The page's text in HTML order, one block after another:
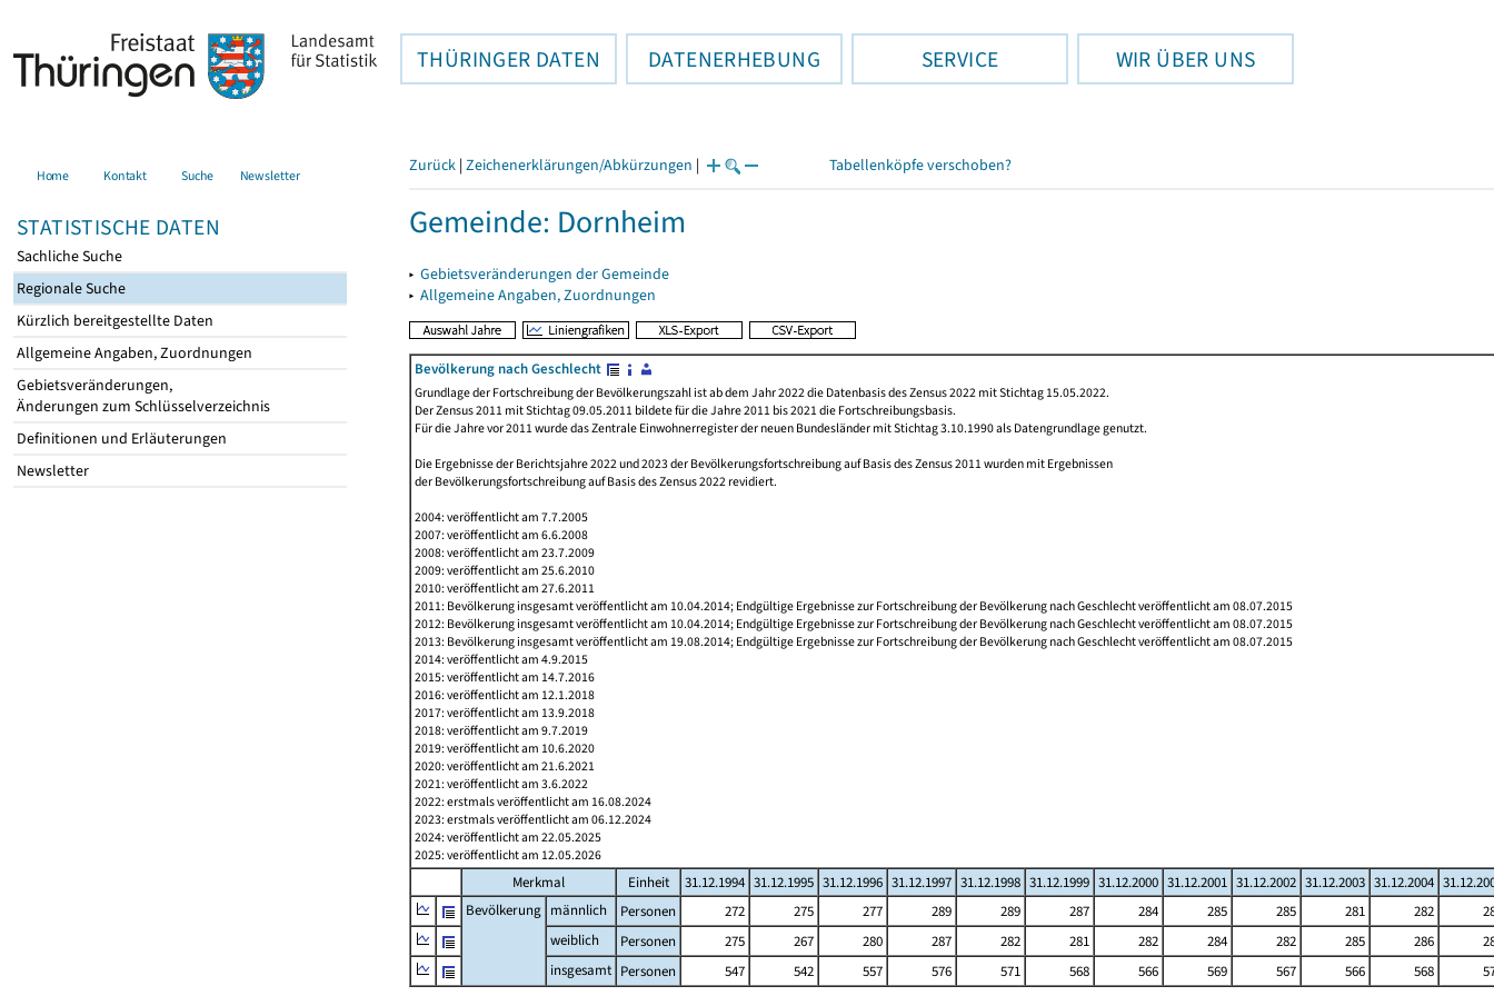
THÜRINGER DATEN DATENERHEBUNG SERVICE WIR ÜBER UNS
Home Kontakt Suche Newsletter
STATISTISCHE DATEN
Sachliche Suche
Regionale Suche
Kürzlich bereitgestellte Daten
Allgemeine Angaben, Zuordnungen
Gebietsveränderungen,
Änderungen zum Schlüsselverzeichnis
Definitionen und Erläuterungen
Newsletter
Zurück | Zeichenerklärungen/Abkürzungen | Tabellenköpfe verschoben?
Gemeinde: Dornheim
▸ Gebietsveränderungen der Gemeinde
▸ Allgemeine Angaben, Zuordnungen
Bevölkerung nach Geschlecht
Grundlage der Fortschreibung der Bevölkerungszahl ist ab dem Jahr 2022 die Datenbasis des Zensus 2022 mit Stichtag 15.05.2022.
Der Zensus 2011 mit Stichtag 09.05.2011 bildete für die Jahre 2011 bis 2021 die Fortschreibungsbasis.
Für die Jahre vor 2011 wurde das Zentrale Einwohnerregister der neuen Bundesländer mit Stichtag 3.10.1990 als Datengrundlage genutzt.
Die Ergebnisse der Berichtsjahre 2022 und 2023 der Bevölkerungsfortschreibung auf Basis des Zensus 2011 wurden mit Ergebnissen
der Bevölkerungsfortschreibung auf Basis des Zensus 2022 revidiert.
2004: veröffentlicht am 7.7.2005
2007: veröffentlicht am 6.6.2008
2008: veröffentlicht am 23.7.2009
2009: veröffentlicht am 25.6.2010
2010: veröffentlicht am 27.6.2011
2011: Bevölkerung insgesamt veröffentlicht am 10.04.2014; Endgültige Ergebnisse zur Fortschreibung der Bevölkerung nach Geschlecht veröffentlicht am 08.07.2015
2012: Bevölkerung insgesamt veröffentlicht am 10.04.2014; Endgültige Ergebnisse zur Fortschreibung der Bevölkerung nach Geschlecht veröffentlicht am 08.07.2015
2013: Bevölkerung insgesamt veröffentlicht am 19.08.2014; Endgültige Ergebnisse zur Fortschreibung der Bevölkerung nach Geschlecht veröffentlicht am 08.07.2015
2014: veröffentlicht am 4.9.2015
2015: veröffentlicht am 14.7.2016
2016: veröffentlicht am 12.1.2018
2017: veröffentlicht am 13.9.2018
2018: veröffentlicht am 9.7.2019
2019: veröffentlicht am 10.6.2020
2020: veröffentlicht am 21.6.2021
2021: veröffentlicht am 3.6.2022
2022: erstmals veröffentlicht am 16.08.2024
2023: erstmals veröffentlicht am 06.12.2024
2024: veröffentlicht am 22.05.2025
2025: veröffentlicht am 12.05.2026
Merkmal Einheit 31.12.1994 31.12.1995 31.12.1996 31.12.1997 31.12.1998 31.12.1999 31.12.2000 31.12.2001 31.12.2002 31.12.2003 31.12.2004
Bevölkerung männlich Personen 272 275 277 289 289 287 284 285 285 281 282
weiblich
Personen 275 267 280 287 282 281 282 284 282 285 286
insgesamt Personen 547 542 557 576 571 568 566 569 567 566 568